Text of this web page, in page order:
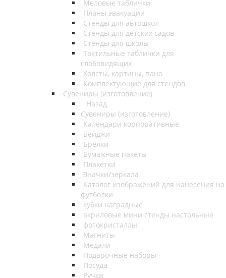
Меловые таблички
Планы эвакуации
Стенды для автошкол
Стенды для детских садов
Стенды для школы
Тактильные таблички для
слабовидящих
Холсты, картины, пано
Комплектующие для стендов
Сувениры (изготовление)
Назад
Сувениры (изготовление)
Календари корпоративные
Бейджи
Брелки
Бумажные пакеты
Плакетки
Значки/зеркала
Каталог изображений для нанесения на
футболки
кубки наградные
акриловые мини стенды настольные
фотокристаллы
Магниты
Медали
Подарочные наборы
Посуда
Ручки